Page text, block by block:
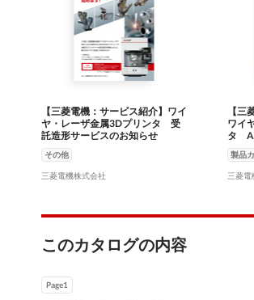
【三菱電機：サービス紹介】ワイ
ヤ・レーザ金属3Dプリンタ 受
託造形サービスのお知らせ
その他
三菱電機株式会社
【
ワイ
タ
製品
三菱電
このカタログの内容
Page1